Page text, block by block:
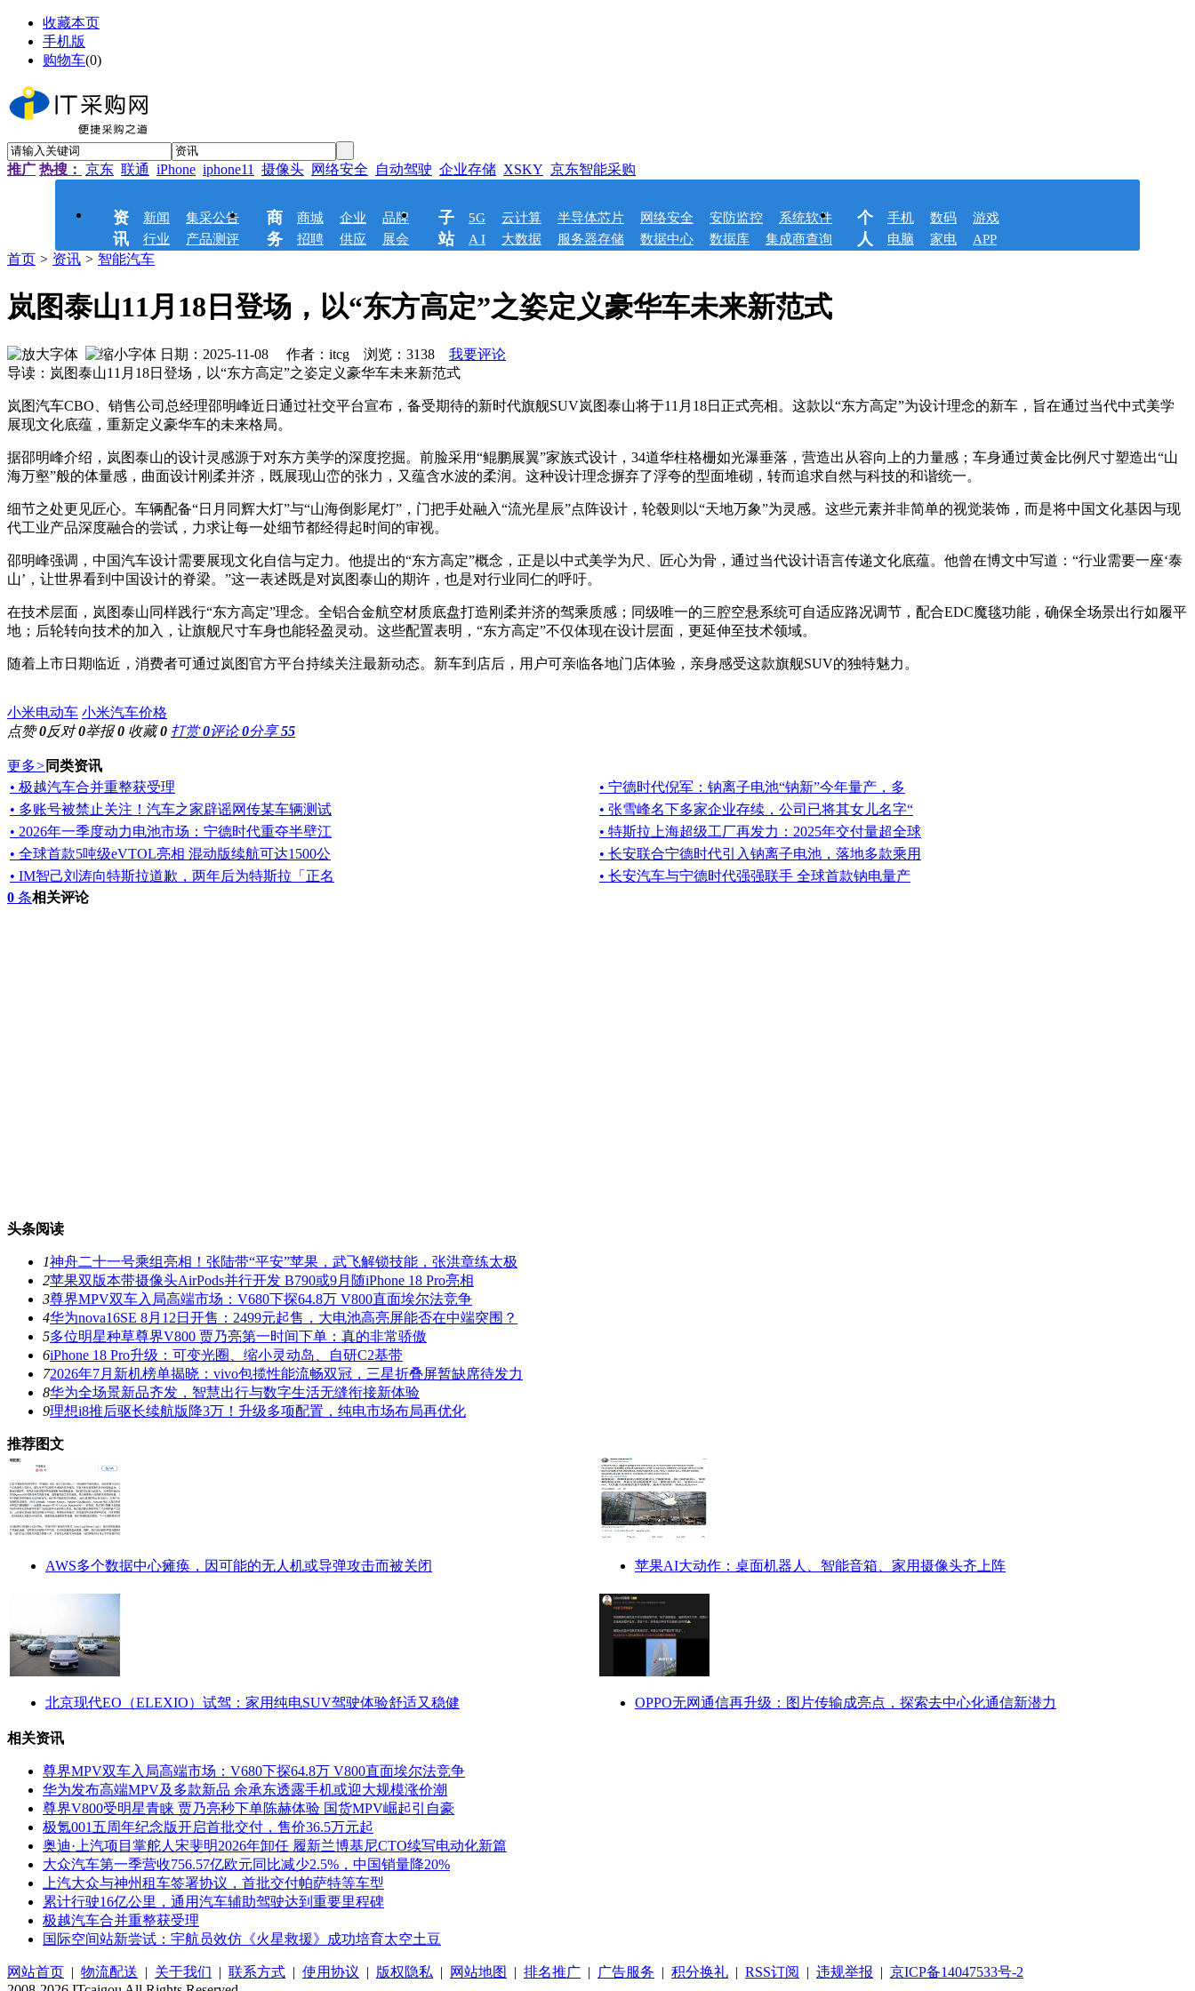
收藏本页
手机版
购物车(0)
推广 热搜： 京东 联通 iPhone iphone11 摄像头 网络安全 自动驾驶 企业存储 XSKY 京东智能采购
资
讯
新闻
集采公告
行业
产品测评
商
务
商城 企业
品牌
招聘
供应 展会
子
站
5G 云计算 半导体芯片 网络安全 安防监控
系统软件
A I
大数据 服务器存储 数据中心 数据库 集成商查询
个
人
手机 数码
游戏
电脑
家电 APP
首页 > 资讯 > 智能汽车
岚图泰山11月18日登场，以“东方高定”之姿定义豪华车未来新范式
日期：2025-11-08 作者：itcg 浏览： 3138
我要评论
导读：岚图泰山11月18日登场，以“东方高定”之姿定义豪华车未来新范式
岚图汽车CBO、销售公司总经理邵明峰近日通过社交平台宣布，备受期待的新时代旗舰SUV岚图泰山将于11月18日正式亮相。这款以“东方高定”为设计理念的新车，旨在通过当代中式美学
展现文化底蕴，重新定义豪华车的未来格局。
据邵明峰介绍，岚图泰山的设计灵感源于对东方美学的深度挖掘。前脸采用“鲲鹏展翼”家族式设计，34道华柱格栅如光瀑垂落，营造出从容向上的力量感；车身通过黄金比例尺寸塑造出“山
海万壑”般的体量感，曲面设计刚柔并济，既展现山峦的张力，又蕴含水波的柔润。这种设计理念摒弃了浮夸的型面堆砌，转而追求自然与科技的和谐统一。
细节之处更见匠心。车辆配备“日月同辉大灯”与“山海倒影尾灯”，门把手处融入“流光星辰”点阵设计，轮毂则以“天地万象”为灵感。这些元素并非简单的视觉装饰，而是将中国文化基因与现
代工业产品深度融合的尝试，力求让每一处细节都经得起时间的审视。
邵明峰强调，中国汽车设计需要展现文化自信与定力。他提出的“东方高定”概念，正是以中式美学为尺、匠心为骨，通过当代设计语言传递文化底蕴。他曾在博文中写道：“行业需要一座‘泰
山’，让世界看到中国设计的脊梁。”这一表述既是对岚图泰山的期许，也是对行业同仁的呼吁。
在技术层面，岚图泰山同样践行“东方高定”理念。全铝合金航空材质底盘打造刚柔并济的驾乘质感；同级唯一的三腔空悬系统可自适应路况调节，配合EDC魔毯功能，确保全场景出行如履平
地；后轮转向技术的加入，让旗舰尺寸车身也能轻盈灵动。这些配置表明，“东方高定”不仅体现在设计层面，更延伸至技术领域。
随着上市日期临近，消费者可通过岚图官方平台持续关注最新动态。新车到店后，用户可亲临各地门店体验，亲身感受这款旗舰SUV的独特魅力。
小米电动车 小米汽车价格
点赞0反对0举报0 收藏0 打赏0评论0分享55
更多> 同类资讯
• 极越汽车合并重整获受理
• 宁德时代倪军：钠离子电池“钠新”今年量产，多
• 多账号被禁止关注！汽车之家辟谣网传某车辆测试
• 张雪峰名下多家企业存续，公司已将其女儿名字“
• 2026年一季度动力电池市场：宁德时代重夺半壁江
• 特斯拉上海超级工厂再发力：2025年交付量超全球
• 全球首款5吨级eVTOL亮相 混动版续航可达1500公
• 长安联合宁德时代引入钠离子电池，落地多款乘用
• IM智己刘涛向特斯拉道歉，两年后为特斯拉「正名
• 长安汽车与宁德时代强强联手 全球首款钠电量产
0 条相关评论
头条阅读
1神舟二十一号乘组亮相！张陆带“平安”苹果，武飞解锁技能，张洪章练太极
2苹果双版本带摄像头AirPods并行开发 B790或9月随iPhone 18 Pro亮相
3尊界MPV双车入局高端市场：V680下探64.8万 V800直面埃尔法竞争
4华为nova16SE 8月12日开售：2499元起售，大电池高亮屏能否在中端突围？
5多位明星种草尊界V800 贾乃亮第一时间下单：真的非常骄傲
6iPhone 18 Pro升级：可变光圈、缩小灵动岛、自研C2基带
72026年7月新机榜单揭晓：vivo包揽性能流畅双冠，三星折叠屏暂缺席待发力
8华为全场景新品齐发，智慧出行与数字生活无缝衔接新体验
9理想i8推后驱长续航版降3万！升级多项配置，纯电市场布局再优化
推荐图文
AWS多个数据中心瘫痪，因可能的无人机或导弹攻击而被关闭 苹果AI大动作：桌面机器人、智能音箱、家用摄像头齐上阵
北京现代EO（ELEXIO）试驾：家用纯电SUV驾驶体验舒适又稳健 OPPO无网通信再升级：图片传输成亮点，探索去中心化通信新潜力
相关资讯
尊界MPV双车入局高端市场：V680下探64.8万 V800直面埃尔法竞争
华为发布高端MPV及多款新品 余承东透露手机或迎大规模涨价潮
尊界V800受明星青睐 贾乃亮秒下单陈赫体验 国货MPV崛起引自豪
极氪001五周年纪念版开启首批交付，售价36.5万元起
奥迪·上汽项目掌舵人宋斐明2026年卸任 履新兰博基尼CTO续写电动化新篇
大众汽车第一季营收756.57亿欧元同比减少2.5%，中国销量降20%
上汽大众与神州租车签署协议，首批交付帕萨特等车型
累计行驶16亿公里，通用汽车辅助驾驶达到重要里程碑
极越汽车合并重整获受理
国际空间站新尝试：宇航员效仿《火星救援》成功培育太空土豆
网站首页 | 物流配送 | 关于我们 | 联系方式 | 使用协议 | 版权隐私 | 网站地图 | 排名推广 | 广告服务 | 积分换礼 | RSS订阅 | 违规举报 | 京ICP备14047533号-2